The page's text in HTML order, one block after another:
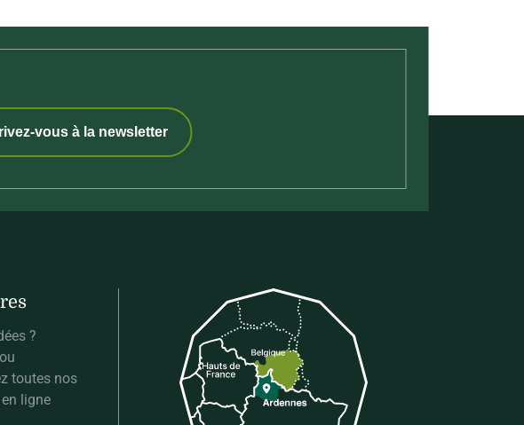
vous à la newsletter
?
toutes nos
ligne